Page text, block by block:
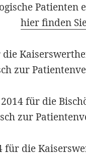
Patienten
hier finden
die
zur
für die
zur
für die